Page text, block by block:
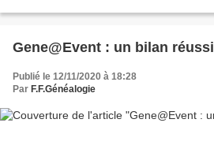
Gene@Event : un bilan réussi
Publié le 12/11/2020 à 18:28
Par F.F.Généalogie